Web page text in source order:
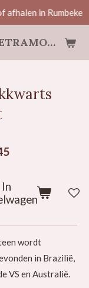
PIACERE RINATO / PIETRAMORE
afhalen in Rumbeke
In
wordt
in Brazilië,
VS en Australië.